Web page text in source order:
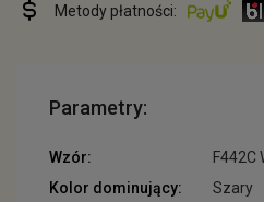
Metody płatności:
Parametry:
Wzór:
F442C
Kolor dominujący:
Szary